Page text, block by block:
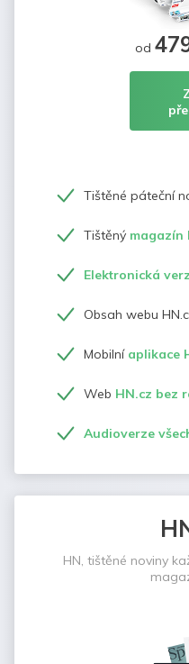
od
Tištěné páteční
Tištěný magazín
Elektronická
Obsah webu
Mobilní aplikace
Web HN.cz bez
Audioverze
HN, tištěné noviny